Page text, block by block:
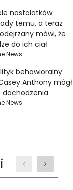
nastolatków
temu, a teraz
mówi, że
do ich ciał
News
behawioralny
Anthony mógł
dochodzenia
News